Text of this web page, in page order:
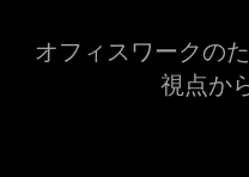
オフィスワークの
視点か